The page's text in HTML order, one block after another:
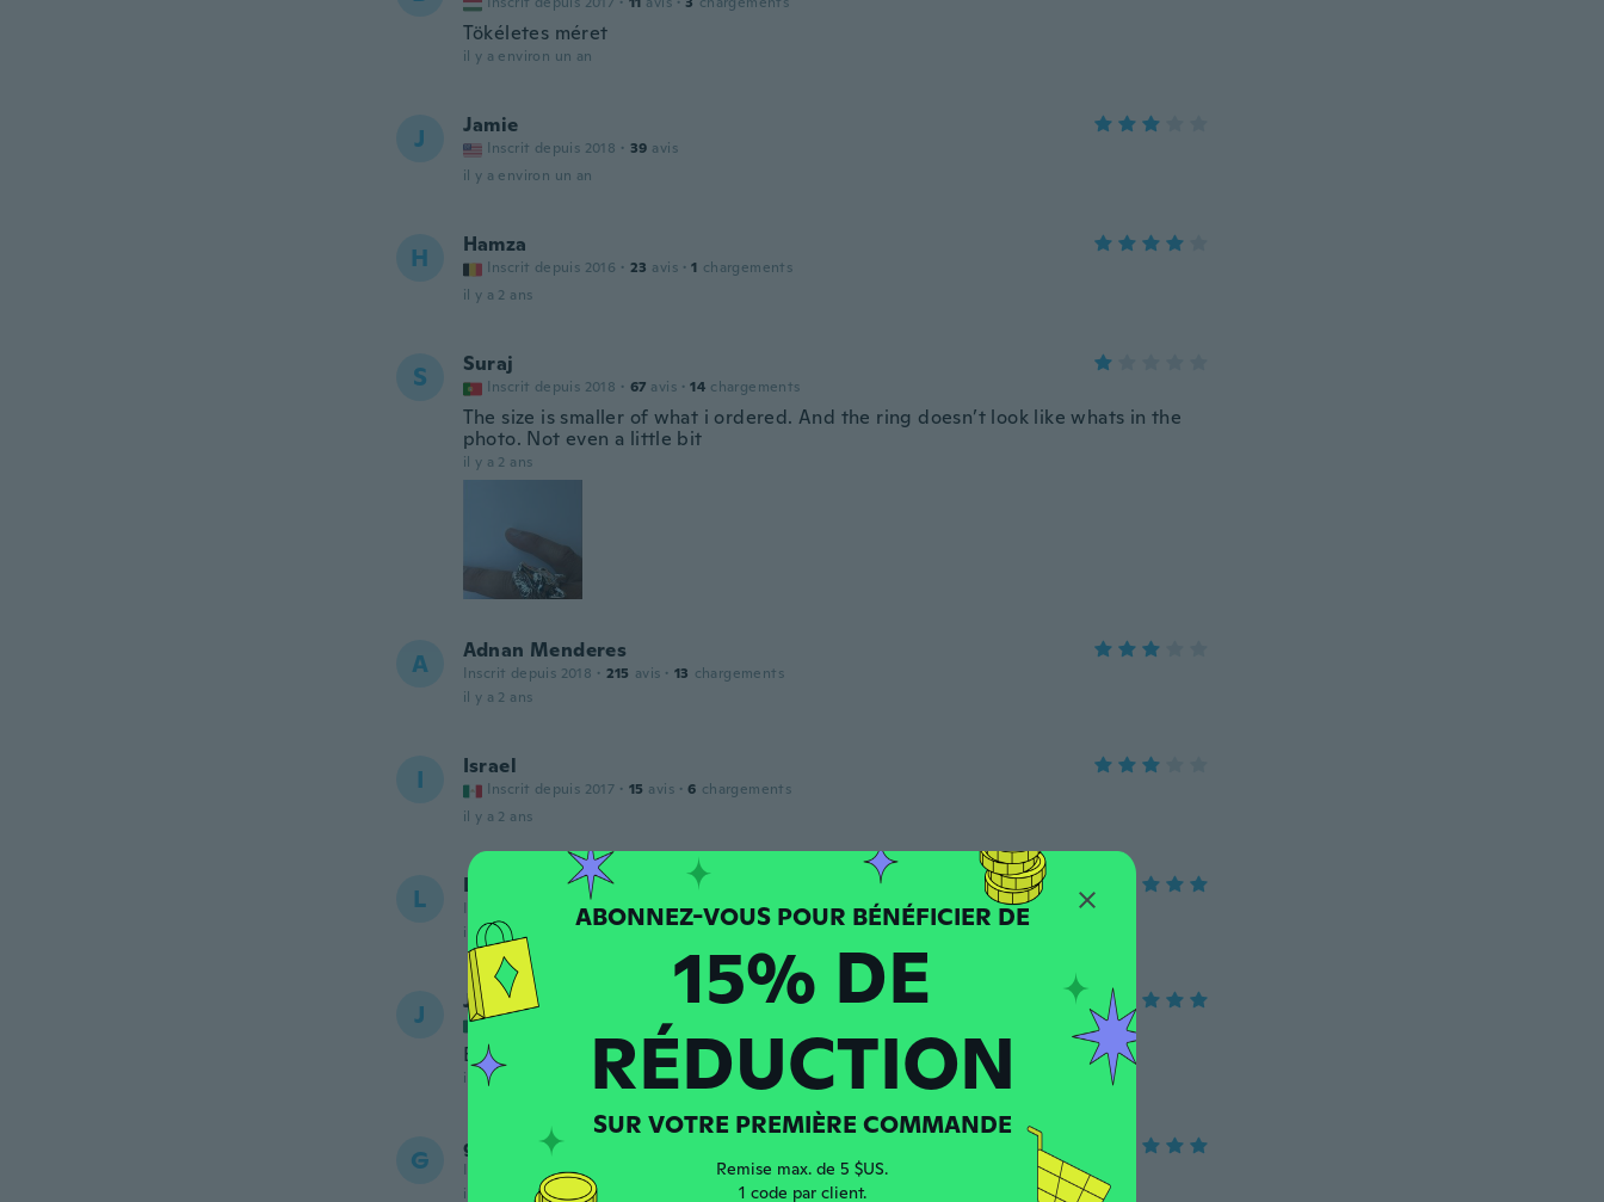
Tökéletes méret
il y a environ un an
J Jamie
Inscrit depuis 2018 · 39 avis
il y a environ un an
H Hamza
Inscrit depuis 2016 · 23 avis · 1 chargements
il y a 2 ans
S Suraj
Inscrit depuis 2018 · 67 avis · 14 chargements
The size is smaller of what i ordered. And the ring doesn’t look like whats in the
photo. Not even a little bit
il y a 2 ans
A Adnan Menderes
Inscrit depuis 2018 · 215 avis · 13 chargements
il y a 2 ans
I Israel
Inscrit depuis 2017 · 15 avis · 6 chargements
il y a 2 ans
L Lawrence
Inscrit depuis 2017 · 367 avis · 104 chargements
il y a 2 ans
J Julian
Inscrit depuis 2024 avis
Excelente diseño
il y a 2 ans
G gerardo
Inscrit depuis 2016
chargements
il y a 2 ans
15% DE
RÉDUCTION
SUR VOTRE PREMIÈRE COMMANDE
Remise max. de 5 $US.
1 code par client.